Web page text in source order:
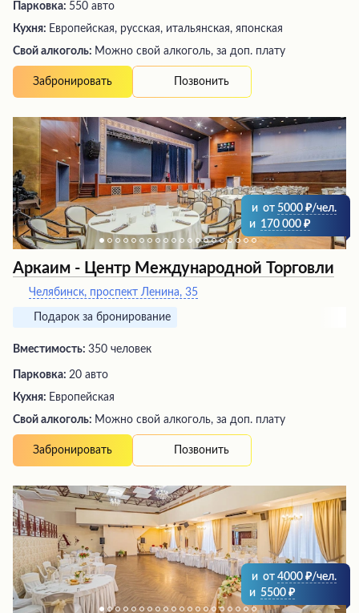
Парковка: 550 авто
Кухня: Европейская, русская, итальянская, японская
Свой алкоголь: Можно свой алкоголь, за доп. плату
Забронировать Позвонить
и от 5000
/чел.
и 170 000
Аркаим - Центр Международной Торговли
Челябинск, проспект Ленина, 35
Подарок за бронирование
Вместимость: 350 человек
Парковка: 20 авто
Кухня: Европейская
Свой алкоголь: Можно свой алкоголь, за доп. плату
Забронировать Позвонить
и от 4000
/чел.
и 5500